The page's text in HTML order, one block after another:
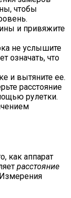
чтобы
и привяжите
не услышите
означать, что
и вытяните ее.
расстояние
рулетки.
как аппарат
расстояние